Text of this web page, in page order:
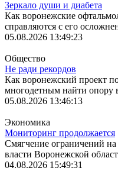
Зеркало души и диабета
Как воронежские
справляются с его
05.08.2026 13:49:23
Общество
Не ради рекордов
Как воронежский проект
многодетным найти опору
05.08.2026 13:46:13
Экономика
Мониторинг продолжается
Смягчение ограничений на
власти Воронежской
04.08.2026 15:49:31